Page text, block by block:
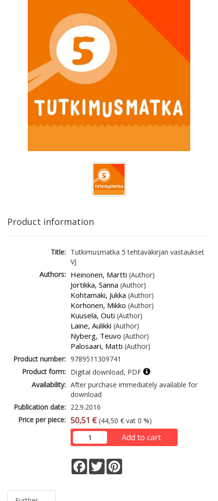
Product information
Title: Tutkimusmatka 5 tehtäväkirjan vastaukset
VJ
Authors: Heinonen, Martti (Author)
Jortikka, Sanna (Author)
Kohtamäki, Jukka (Author)
Korhonen, Mikko (Author)
Kuusela, Outi (Author)
Laine, Aulikki (Author)
Nyberg, Teuvo (Author)
Palosaari, Matti (Author)
Product number: 9789511309741
Product form: Digital download, PDF
Availability: After purchase immediately available for
download
Publication date: 22.9.2016
Price per piece: 50,51 € (44,50 € vat 0 %)
Add to cart
Facebook
Twitter